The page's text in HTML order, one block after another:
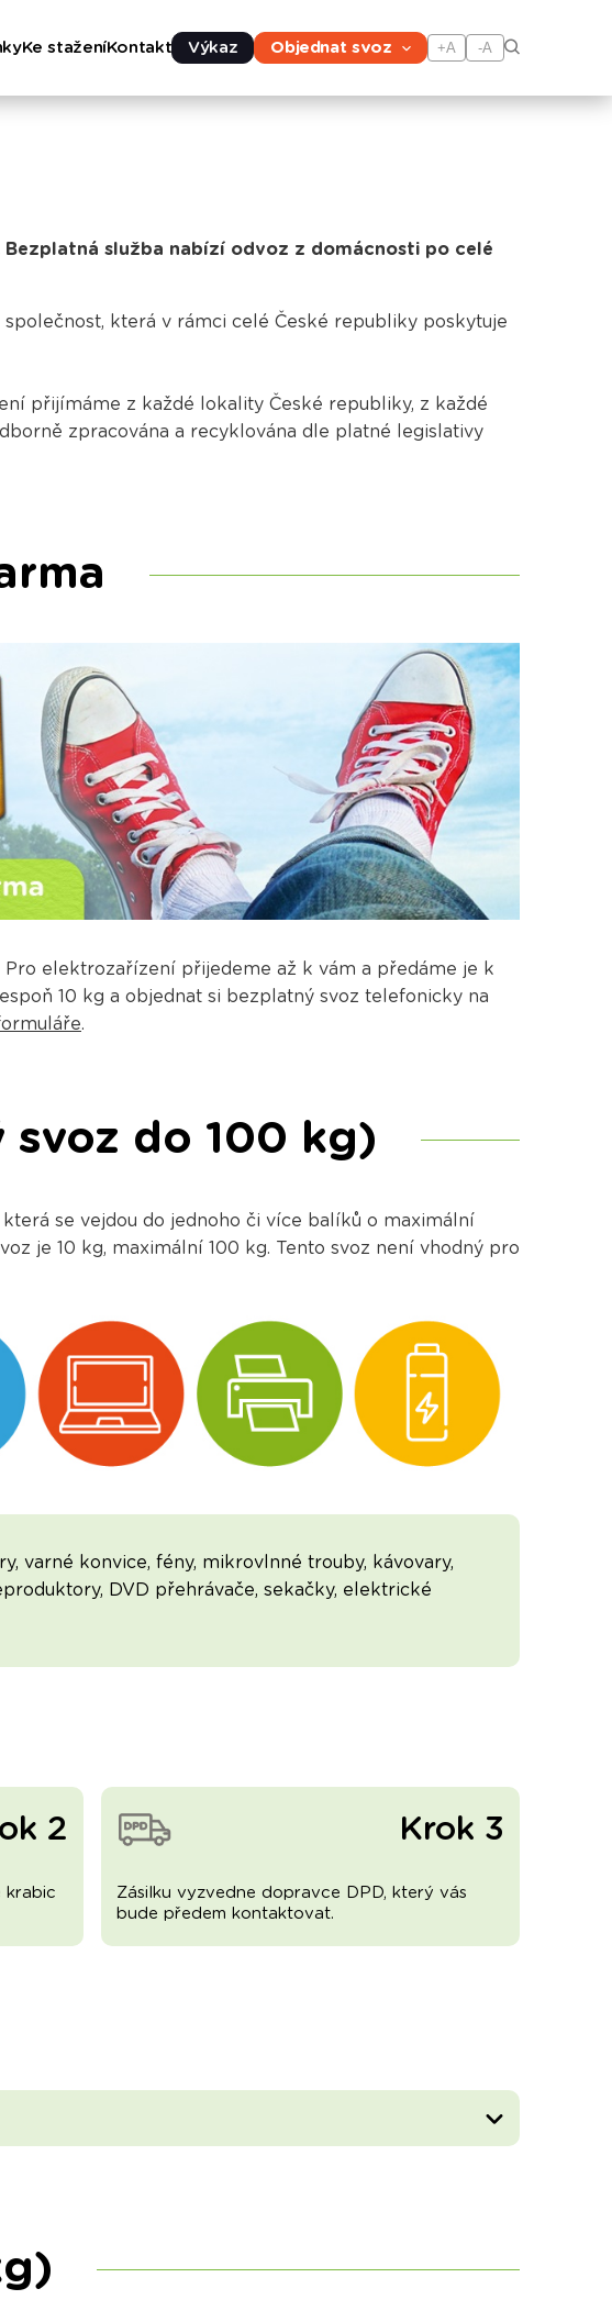
Ke staženíKontakt Výkaz Objednat svoz +A -A
služba nabízí odvoz z domácnosti po celé
která v rámci celé České republiky poskytuje
přijímáme z každé lokality České republiky, z každé
zpracována a recyklována dle platné legislativy
elektrozařízení přijedeme až k vám a předáme je k
10 kg a objednat si bezplatný svoz telefonicky na
.
svoz do 100 kg)
se vejdou do jednoho či více balíků o maximální
je 10 kg, maximální 100 kg. Tento svoz není vhodný pro
varné konvice, fény, mikrovlnné trouby, kávovary,
DVD přehrávače, sekačky, elektrické
2
krabic
Krok 3
Zásilku vyzvedne dopravce DPD, který vás
bude předem kontaktovat.